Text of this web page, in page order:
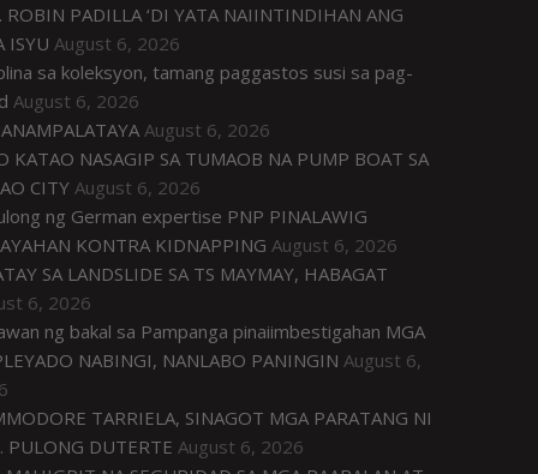
ROBIN PADILLA ‘DI YATA NAIINTINDIHAN ANG
ISYU August 6, 2026
sa koleksyon, tamang paggastos susi sa pag-
August 6, 2026
August 6, 2026
KATAO NASAGIP SA TUMAOB NA PUMP BOAT SA
CITY August 6, 2026
ng German expertise PNP PINALAWIG
KONTRA KIDNAPPING August 6, 2026
SA LANDSLIDE SA TS MAYMAY, HABAGAT
6, 2026
ng bakal sa Pampanga pinaiimbestigahan MGA
NABINGI, NANLABO PANINGIN August 6,
TARRIELA, SINAGOT MGA PARATANG NI
PULONG DUTERTE August 6, 2026